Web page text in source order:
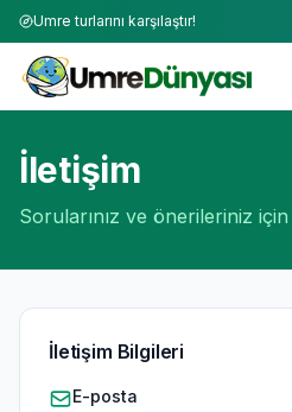
Umre turlarını karşılaştır!
İletişim
Sorularınız ve önerileriniz için
İletişim Bilgileri
E-posta